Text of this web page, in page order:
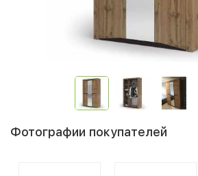
Фотографии покупателей